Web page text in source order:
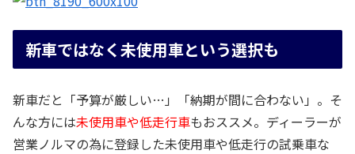
新車ではなく未使用車という選択も
新車だと「予算が厳しい…」「納期が間に合わない」。そ
んな方には未使用車や低走行車もおススメ。ディーラーが
営業ノルマの為に登録した未使用車や低走行の試乗車な